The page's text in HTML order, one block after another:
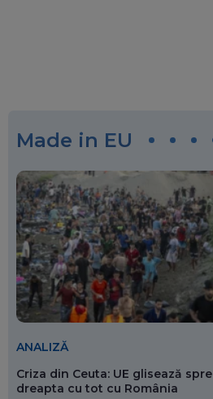
Made in EU
ANALIZĂ
Criza din Ceuta: UE glisează spre
dreapta cu tot cu România